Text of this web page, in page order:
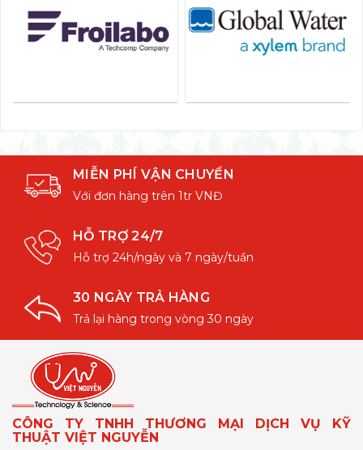
MIỄN PHÍ VẬN CHUYỂN
Với đơn hàng trên 1tr VNĐ
HỖ TRỢ 24/7
Hỗ trợ 24h/ngày và 7 ngày/tuần
30 NGÀY TRẢ HÀNG
Trả lại hàng trong vòng 30 ngày
CÔNG TY TNHH THƯƠNG MẠI DỊCH VỤ KỸ
THUẬT VIỆT NGUYỄN